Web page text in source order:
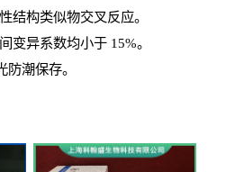
结构类似物交叉反应。
变异系数均小于15%。
防潮保存。